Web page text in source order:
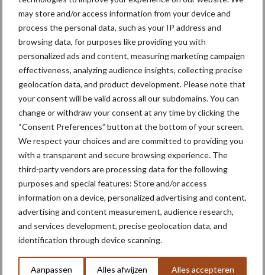
may store and/or access information from your device and
process the personal data, such as your IP address and
browsing data, for purposes like providing you with
personalized ads and content, measuring marketing campaign
effectiveness, analyzing audience insights, collecting precise
geolocation data, and product development. Please note that
your consent will be valid across all our subdomains. You can
change or withdraw your consent at any time by clicking the
“Consent Preferences” button at the bottom of your screen.
We respect your choices and are committed to providing you
with a transparent and secure browsing experience. The
third-party vendors are processing data for the following
purposes and special features: Store and/or access
information on a device, personalized advertising and content,
advertising and content measurement, audience research,
and services development, precise geolocation data, and
identification through device scanning.
Aanpassen Alles afwijzen Alles accepteren
Webinar Convenant
Gewasbescherming: meld
je aan en praat mee
Themapagina's
Machines Duurzaamheid
Kunstmeststrooier Pootmachine